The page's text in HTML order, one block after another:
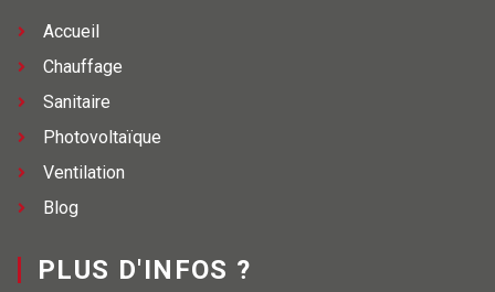
Accueil
Chauffage
Sanitaire
Photovoltaïque
Ventilation
Blog
PLUS D'INFOS ?